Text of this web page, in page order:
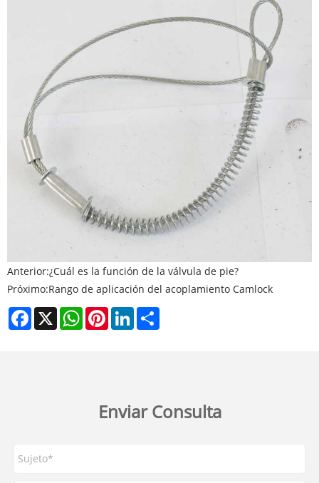
Anterior:¿Cuál es la función de la válvula de pie?
Próximo:Rango de aplicación del acoplamiento Camlock
Facebook
X WhatsAppPinterestLinkedIn
Enviar Consulta